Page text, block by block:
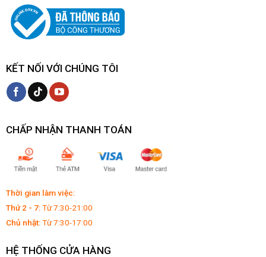
KẾT NỐI VỚI CHÚNG TÔI
CHẤP NHẬN THANH TOÁN
Thời gian làm việc:
Thứ 2 - 7:Từ 7:30-21:00
Chủ nhật:Từ 7:30-17:00
HỆ THỐNG CỬA HÀNG